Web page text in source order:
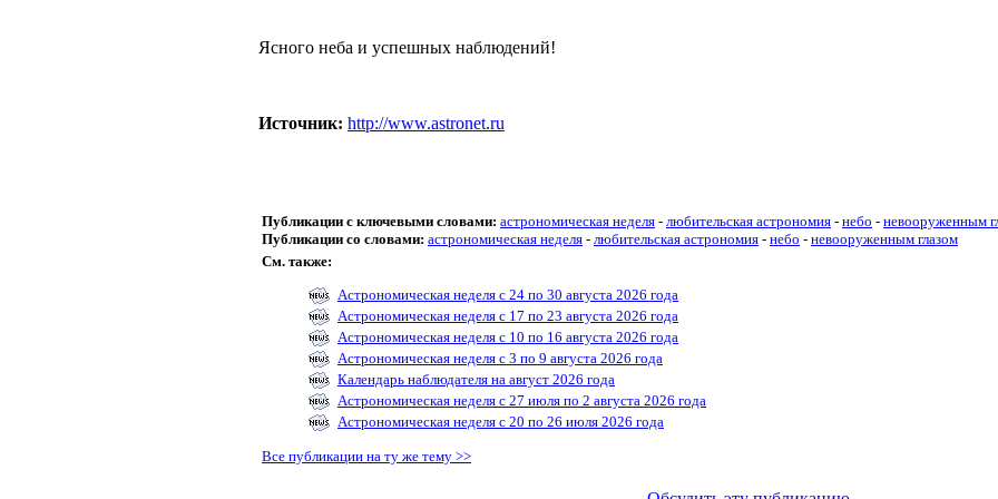
Ясного неба и успешных наблюдений!
Источник: http://www.astronet.ru
Публикации с ключевыми словами: астрономическая неделя - любительская астрономия - небо - невооруженным
Публикации со словами: астрономическая неделя - любительская астрономия - небо - невооруженным глазом
См. также:
Астрономическая неделя с 24 по 30 августа 2026 года
Астрономическая неделя с 17 по 23 августа 2026 года
Астрономическая неделя с 10 по 16 августа 2026 года
Астрономическая неделя с 3 по 9 августа 2026 года
Календарь наблюдателя на август 2026 года
Астрономическая неделя с 27 июля по 2 августа 2026 года
Астрономическая неделя с 20 по 26 июля 2026 года
Все публикации на ту же тему >>